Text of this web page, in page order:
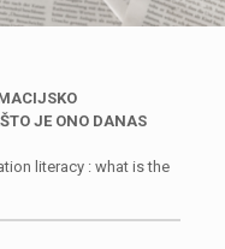
JE ONO DANAS
literacy : what is the